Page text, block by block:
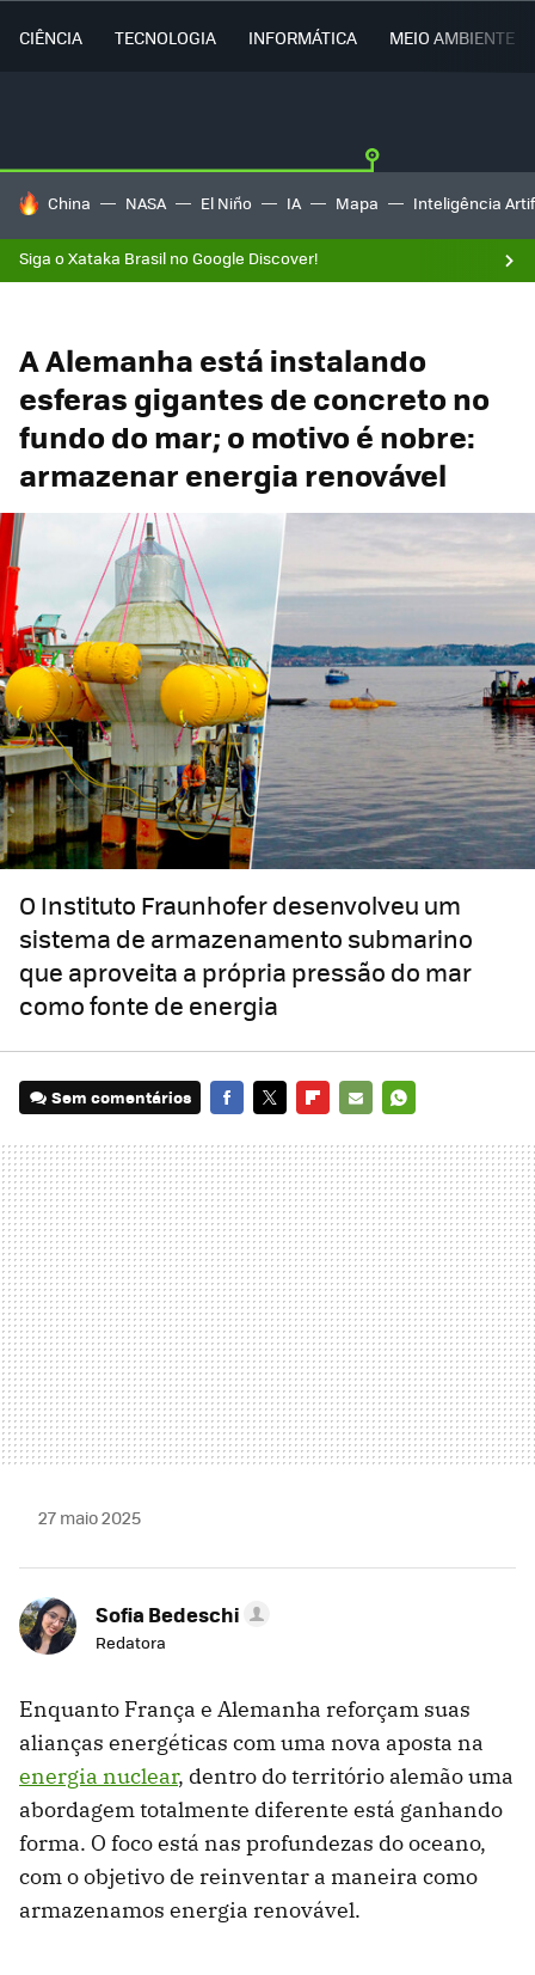
CIÊNCIA TECNOLOGIA INFORMÁTICA MEIO AMBIENTE
TENDÊNCIAS DO DIA
China NASA El Niño IA Mapa Inteligência
Siga o Xataka Brasil no Google Discover!
A Alemanha está instalando
esferas gigantes de concreto no
fundo do mar; o motivo é nobre:
armazenar energia renovável
O Instituto Fraunhofer desenvolveu um
sistema de armazenamento submarino
que aproveita a própria pressão do mar
como fonte de energia
Sem comentários
MAIL
27 maio 2025
Sofia Bedeschi
Redatora
Enquanto França e Alemanha reforçam suas
alianças energéticas com uma nova aposta na
energia nuclear, dentro do território alemão uma
abordagem totalmente diferente está ganhando
forma. O foco está nas profundezas do oceano,
com o objetivo de reinventar a maneira como
armazenamos energia renovável.